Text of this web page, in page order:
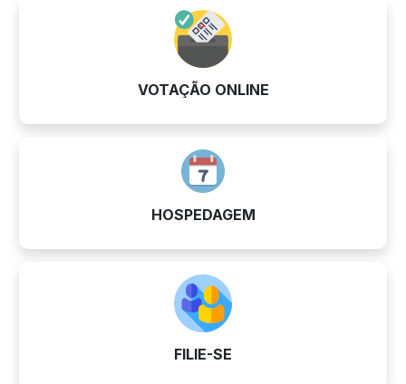
VOTAÇÃO ONLINE
HOSPEDAGEM
FILIE-SE